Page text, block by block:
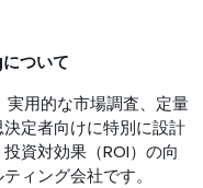
ついて
用的な市場調査、定量
定者向けに特別に設計
資対効果（ROI）の向
ィング会社です。